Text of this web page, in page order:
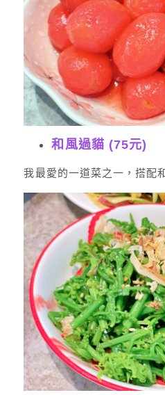
和風過貓 (75元)
我最愛的一道菜之一，搭配